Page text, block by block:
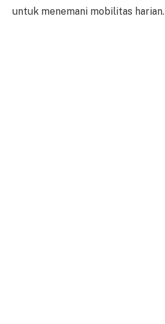
untuk menemani mobilitas harian.